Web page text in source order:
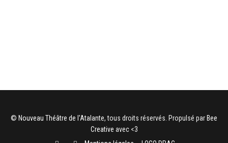
© Nouveau Théâtre de l'Atalante, tous droits réservés. Propulsé par Bee
Creative avec <3